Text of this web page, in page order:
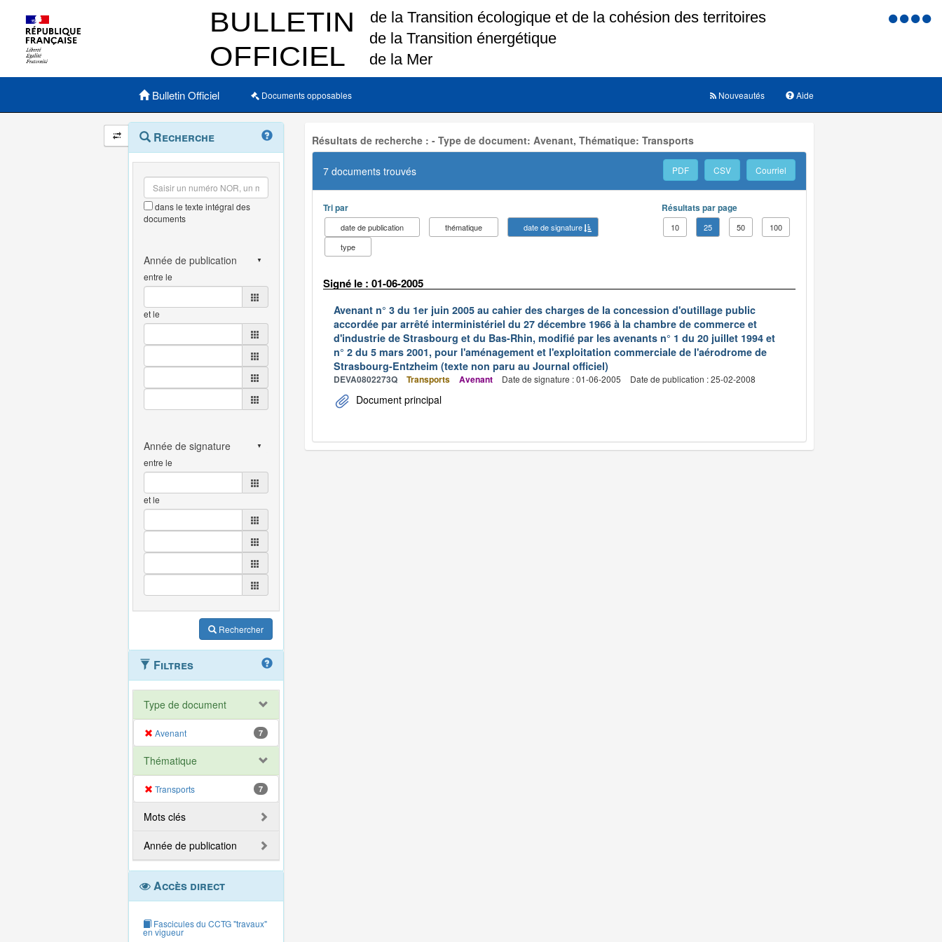
Menu
Menu principal
Bulletin Officiel Documents opposables Aide
Nouveautés
Navigation
et
outils
annexes
Menu
contextuel
Recherche
dans le texte intégral des
documents
entre le
et le
entre le
et le
Rechercher
Filtres
Type de document
Avenant 7
Thématique
Transports 7
Mots clés
Année de publication
Accès direct
Fascicules du CCTG "travaux"
en vigueur
Résultats de recherche : - Type de document: Avenant, Thématique: Transports
7 documents trouvés PDF CSV Courriel
Tri par
date de publication thématique
date de signature
type
Résultats par page
10 25 50 100
Signé le : 01-06-2005
Avenant n° 3 du 1er juin 2005 au cahier des charges de la concession d'outillage public
accordée par arrêté interministériel du 27 décembre 1966 à la chambre de commerce et
d'industrie de Strasbourg et du Bas-Rhin, modifié par les avenants n° 1 du 20 juillet 1994 et
n° 2 du 5 mars 2001, pour l'aménagement et l'exploitation commerciale de l'aérodrome de
Strasbourg-Entzheim (texte non paru au Journal officiel)
DEVA0802273Q Transports Avenant Date de signature : 01-06-2005 Date de publication : 25-02-2008
Document principal